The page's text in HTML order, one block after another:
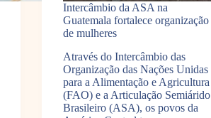
Intercâmbio da ASA na
Guatemala fortalece organização
de mulheres
Através do Intercâmbio das
Organização das Nações Unidas
para a Alimentação e Agricultura
(FAO) e a Articulação Semiárido
Brasileiro (ASA), os povos da